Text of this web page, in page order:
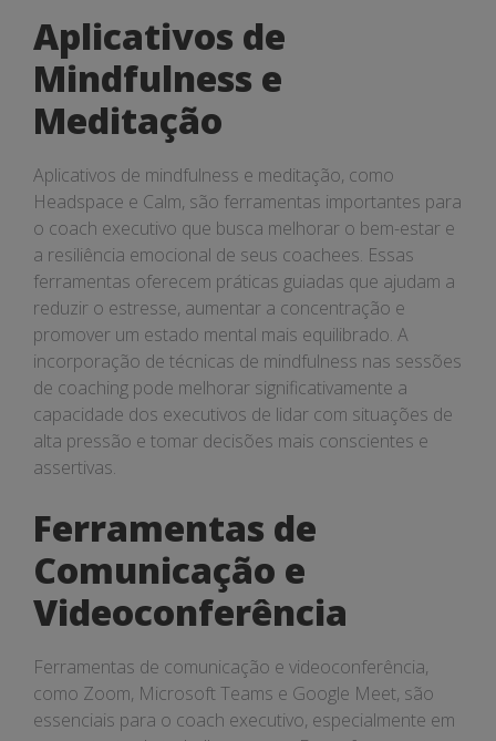
Aplicativos de
Mindfulness e
Meditação
Aplicativos de mindfulness e meditação, como
Headspace e Calm, são ferramentas importantes para
o coach executivo que busca melhorar o bem-estar e
a resiliência emocional de seus coachees. Essas
ferramentas oferecem práticas guiadas que ajudam a
reduzir o estresse, aumentar a concentração e
promover um estado mental mais equilibrado. A
incorporação de técnicas de mindfulness nas sessões
de coaching pode melhorar significativamente a
capacidade dos executivos de lidar com situações de
alta pressão e tomar decisões mais conscientes e
assertivas.
Ferramentas de
Comunicação e
Videoconferência
Ferramentas de comunicação e videoconferência,
como Zoom, Microsoft Teams e Google Meet, são
essenciais para o coach executivo, especialmente em